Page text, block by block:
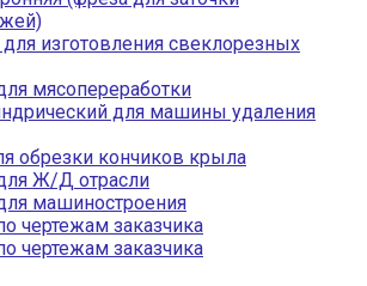
изготовления свеклорезных
мясопереработки
для машины удаления
обрезки кончиков крыла
Ж/Д отрасли
машиностроения
чертежам заказчика
чертежам заказчика